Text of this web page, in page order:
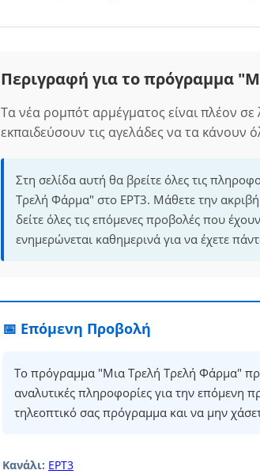
Περιγραφή για το πρόγραμμα
Τα νέα ρομπότ αρμέγματος είναι πλέον σε
εκπαιδεύσουν τις αγελάδες να τα κάνουν
Στη σελίδα αυτή θα βρείτε όλες τις
Τρελή Φάρμα" στο ΕΡΤ3. Μάθετε την
δείτε όλες τις επόμενες προβολές που
ενημερώνεται καθημερινά για να έχετε
📅 Επόμενη Προβολή
Το πρόγραμμα "Μια Τρελή Τρελή Φάρμα"
αναλυτικές πληροφορίες για την επόμενη
τηλεοπτικό σας πρόγραμμα και να μην
Κανάλι: ΕΡΤ3